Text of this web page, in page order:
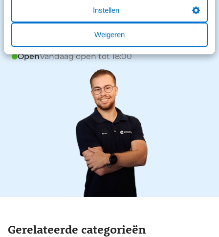
Instellen
Weigeren
Stuur een WhatsApp
OpenVandaag open tot 18:00
Gerelateerde categorieën